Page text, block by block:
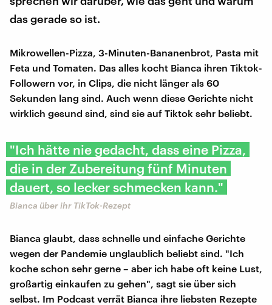
das gerade so ist.
Mikrowellen-Pizza, 3-Minuten-Bananenbrot, Pasta mit
Feta und Tomaten. Das alles kocht Bianca ihren Tiktok-
Followern vor, in Clips, die nicht länger als 60
Sekunden lang sind. Auch wenn diese Gerichte nicht
wirklich gesund sind, sind sie auf Tiktok sehr beliebt.
"Ich hätte nie gedacht, dass eine Pizza,
die in der Zubereitung fünf Minuten
dauert, so lecker schmecken kann."
Bianca über ihr TikTok-Rezept
Bianca glaubt, dass schnelle und einfache Gerichte
wegen der Pandemie unglaublich beliebt sind. "Ich
koche schon sehr gerne – aber ich habe oft keine Lust,
großartig einkaufen zu gehen", sagt sie über sich
selbst. Im Podcast verrät Bianca ihre liebsten Rezepte